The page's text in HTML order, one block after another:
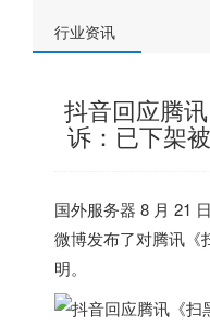
行业资讯
抖音回应腾
诉：已下架
国外服务器 8 月 21
微博发布了对腾讯《
明。